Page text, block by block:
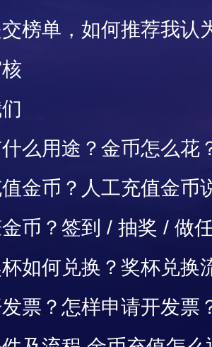
榜单，如何推荐我认
排排榜
么用途？金币怎么花
金币？人工充值金币
币？签到 / 抽奖 / 做
）
如何兑换？奖杯兑换
票？怎样申请开发票